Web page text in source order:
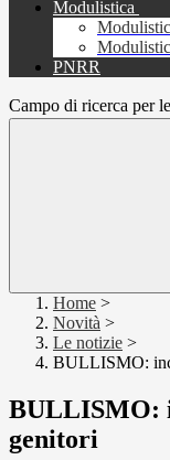
Modulistica
PNRR
Campo di ricerca per
Home >
Novità >
Le notizie >
BULLISMO:
BULLISMO:
genitori